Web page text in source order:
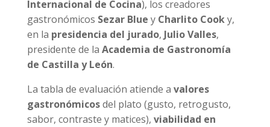
Internacional de Cocina), los creadores
gastronómicos Sezar Blue y Charlito Cooky,
en la presidencia del jurado, Julio Valles,
presidente de la Academia de Gastronomía
de Castilla y León.
La tabla de evaluación atiende a valores
gastronómicosdel plato (gusto, retrogusto,
sabor, contraste y matices), viabilidad en